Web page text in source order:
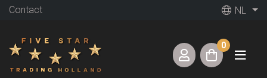
Contact NL
0